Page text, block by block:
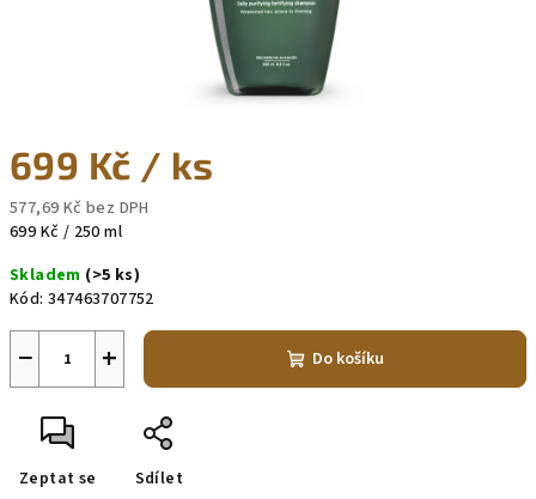
699 Kč / ks
577,69 Kč bez DPH
Měrná
699 Kč / 250 ml
Skladem (>5 ks)
Kód: 347463707752
+
− Do košíku
Zeptat se Sdílet